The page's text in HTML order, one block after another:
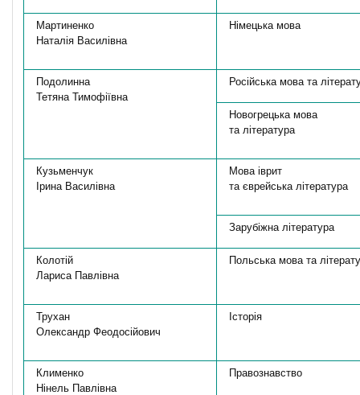
Мартиненко
Наталія Василівна
Німецька мова
Подолинна
Тетяна Тимофіївна
Російська мова та
Новогрецька мова
та література
Кузьменчук
Ірина Василівна
Мова іврит
та єврейська література
Зарубіжна література
Колотій
Лариса Павлівна
Польська мова та
Трухан
Олександр Феодосійович
Історія
Клименко
Нінель Павлівна
Правознавство